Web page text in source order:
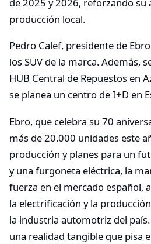
producción local.
Pedro Calef, presidente de
los SUV de la marca. Además,
HUB Central de Repuestos en
se planea un centro de I+D en
Ebro, que celebra su 70
más de 20.000 unidades este
producción y planes para un
y una furgoneta eléctrica, la
fuerza en el mercado español,
la electrificación y la
la industria automotriz del
una realidad tangible que pisa